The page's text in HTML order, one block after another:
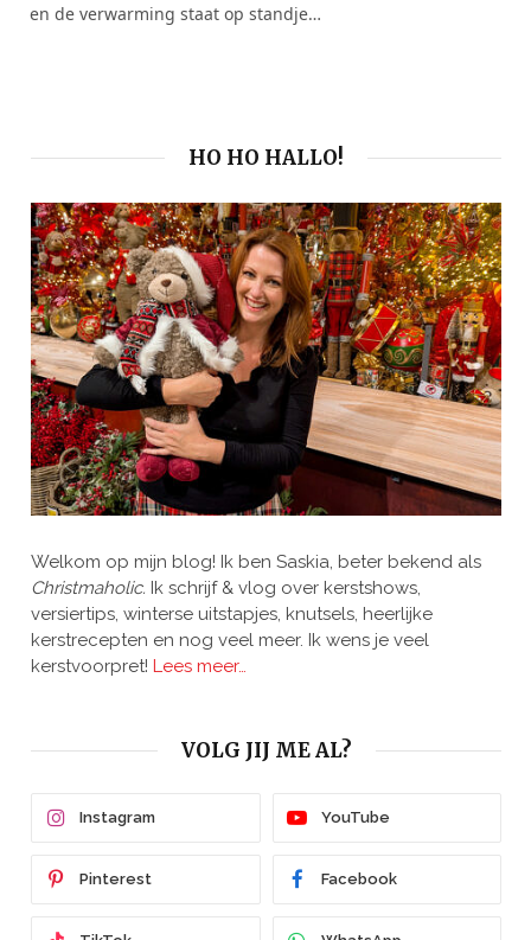
en de verwarming staat op standje…
HO HO HALLO!
Welkom op mijn blog! Ik ben Saskia, beter bekend als
Christmaholic. Ik schrijf & vlog over kerstshows,
versiertips, winterse uitstapjes, knutsels, heerlijke
kerstrecepten en nog veel meer. Ik wens je veel
kerstvoorpret! Lees meer…
VOLG JIJ ME AL?
Instagram YouTube
Pinterest Facebook